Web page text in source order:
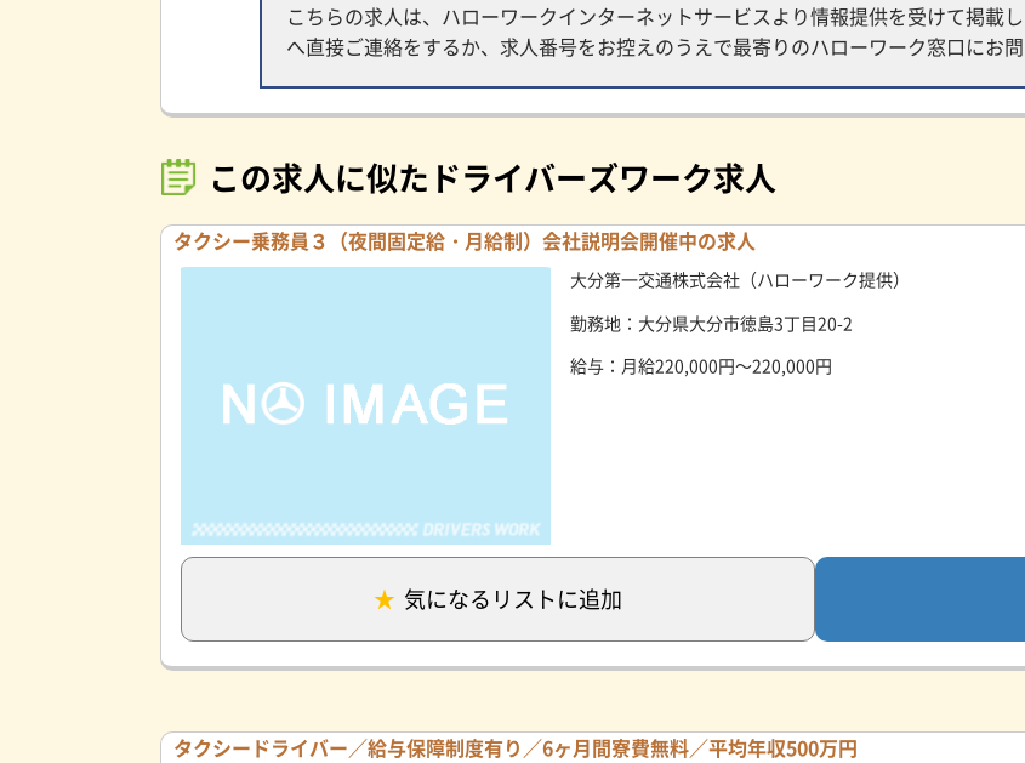
こちらの求人は、ハローワークインターネットサービスより情報提供を受けて掲載
へ直接ご連絡をするか、求人番号をお控えのうえで最寄りのハローワーク窓口にお問
この求人に似たドライバーズワーク求人
タクシー乗務員３（夜間固定給・月給制）会社説明会開催中の求人
大分第一交通株式会社（ハローワーク提供）
勤務地：大分県大分市徳島3丁目20-2
給与：月給220,000円～220,000円
気になるリストに追加
タクシードライバー／給与保障制度有り／6ヶ月間寮費無料／平均年収500万円